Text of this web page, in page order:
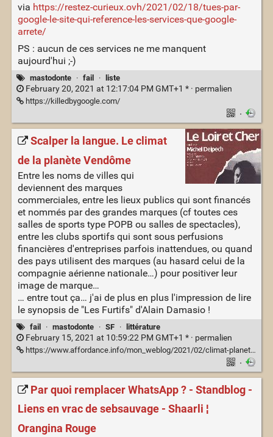
via https://restez-curieux.ovh/2021/02/18/tues-par-
google-le-site-qui-reference-les-services-que-google-
arrete/
PS : aucun de ces services ne me manquent
aujourd'hui ;-)
mastodonte · fail · liste
February 20, 2021 at 12:17:04 PM GMT+1 * · permalien
https://killedbygoogle.com/
·
Scalper la langue. Le climat
de la planète Vendôme
Entre les noms de villes qui
deviennent des marques
commerciales, entre les lieux publics qui sont financés
et nommés par des grandes marques (cf toutes ces
salles de sports type POPB ou salles de spectacles),
entre les clubs sportifs qui sont sous perfusions
financières d'entreprises parfois inattendues, ou quand
des pays utilisent des marques (au hasard celui de la
compagnie aérienne nationale…) pour positiver leur
image de marque…
… entre tout ça… j'ai de plus en plus l'impression de lire
le synopsis de "Les Furtifs" d'Alain Damasio !
fail · mastodonte · SF · littérature
February 15, 2021 at 10:59:22 PM GMT+1 * · permalien
https://www.affordance.info/mon_weblog/2021/02/climat-planete-vendome.html
·
Par quoi remplacer WhatsApp ? - Standblog -
Liens en vrac de sebsauvage - Shaarli ¦
Orangina Rouge